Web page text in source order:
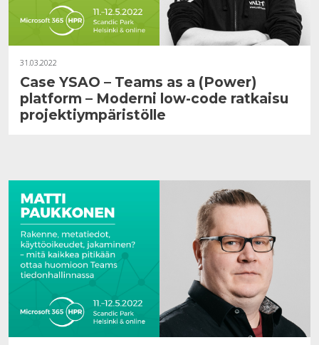
31.03.2022
Case YSAO – Teams as a (Power)
platform – Moderni low-code ratkaisu
projektiympäristölle